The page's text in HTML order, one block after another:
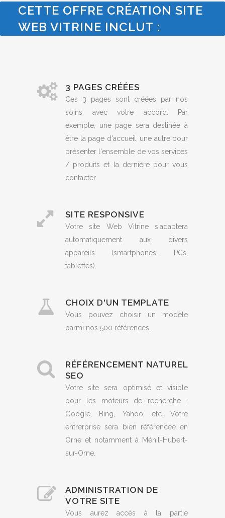
CETTE OFFRE CRÉATION SITE
WEB VITRINE INCLUT :
3 PAGES CRÉÉES
Ces 3 pages sont créées par nos
soins avec votre accord. Par
exemple, une page sera destinée à
être la page d'accueil, une autre pour
présenter l'ensemble de vos services
/ produits et la dernière pour vous
contacter.
SITE RESPONSIVE
Votre site Web Vitrine s'adaptera
automatiquement aux divers
appareils (smartphones, PCs,
tablettes).
CHOIX D'UN TEMPLATE
Vous pouvez choisir un modèle
parmi nos 500 références.
RÉFÉRENCEMENT NATUREL
SEO
Votre site sera optimisé et visible
pour les moteurs de recherche :
Google, Bing, Yahoo, etc. Votre
entrerprise sera bien référencée en
Orne et notamment à Ménil-Hubert-
sur-Orne.
ADMINISTRATION DE
VOTRE SITE
Vous aurez accès à la partie